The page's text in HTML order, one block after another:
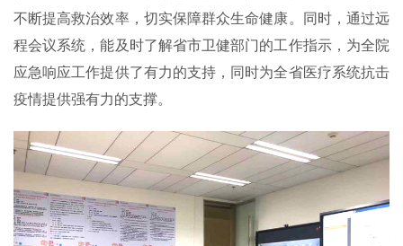
不断提高救治效率，切实保障群众生命健康。同时，通过远
程会议系统，能及时了解省市卫健部门的工作指示，为全院
应急响应工作提供了有力的支持，同时为全省医疗系统抗击
疫情提供强有力的支撑。